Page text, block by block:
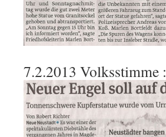
7.2.2013 Volksstimme :